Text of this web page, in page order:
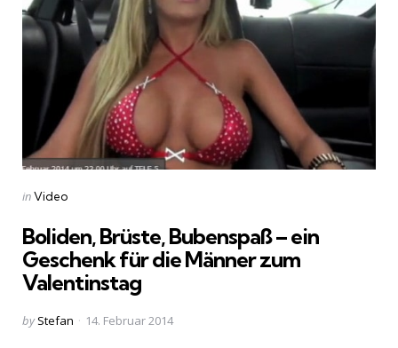
Categories
Posted
inVideo
Boliden, Brüste, Bubenspaß – ein
Geschenk für die Männer zum
Valentinstag
Posted
by Stefan 14. Februar 2014